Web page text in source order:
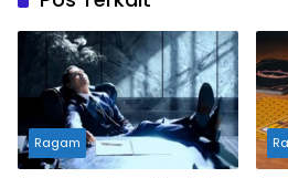
Ragam